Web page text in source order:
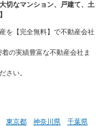
切なマンション、戸建て、土
を【完全無料】で不動産会社
の実績豊富な不動産会社ま
さい。
東京都 神奈川県 千葉県